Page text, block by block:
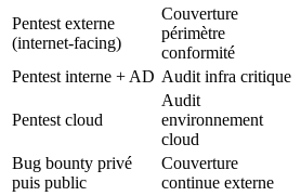
Pentest externe
(internet-facing)
Couverture
périmètre
conformité
Pentest interne + AD Audit infra critique
Pentest cloud
Audit
environnement
cloud
Bug bounty privé
puis public
Couverture
continue externe